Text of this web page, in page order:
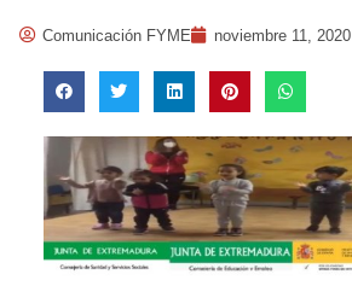
Comunicación FYME noviembre 11, 2020